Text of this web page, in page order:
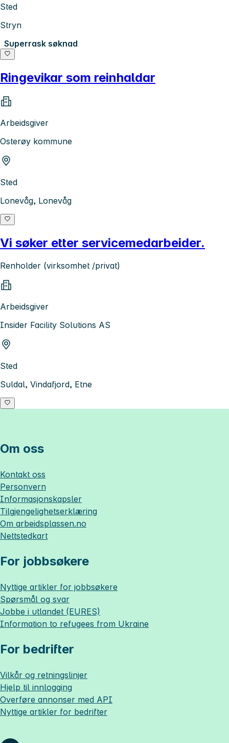
Sted
Stryn
Superrask søknad
Ringevikar som reinhaldar
Arbeidsgiver
Osterøy kommune
Sted
Lonevåg, Lonevåg
Vi søker etter servicemedarbeider.
Renholder (virksomhet /privat)
Arbeidsgiver
Insider Facility Solutions AS
Sted
Suldal, Vindafjord, Etne
Om oss
Kontakt oss
Personvern
Informasjonskapsler
Tilgjengelighetserklæring
Om arbeidsplassen.no
Nettstedkart
For jobbsøkere
Nyttige artikler for jobbsøkere
Spørsmål og svar
Jobbe i utlandet (EURES)
Information to refugees from Ukraine
For bedrifter
Vilkår og retningslinjer
Hjelp til innlogging
Overføre annonser med API
Nyttige artikler for bedrifter